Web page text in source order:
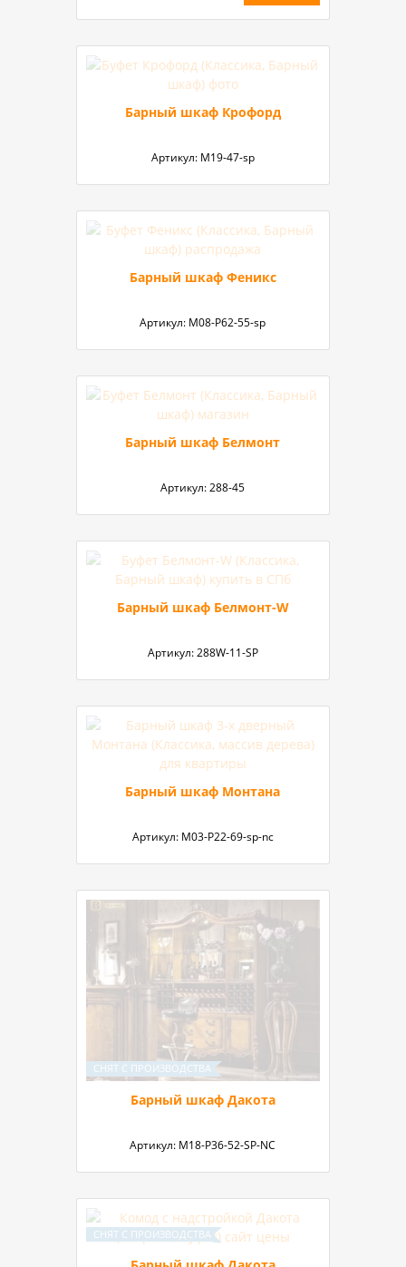
Барный шкаф Крофорд
Артикул: М19-47-sp
Барный шкаф Феникс
Артикул: М08-P62-55-sp
Барный шкаф Белмонт
Артикул:288-45
Барный шкаф Белмонт-W
Артикул:288W-11-SP
Барный шкаф Монтана
Артикул: M03-P22-69-sp-nc
Барный шкаф Дакота
Артикул: М18-P36-52-SP-NC